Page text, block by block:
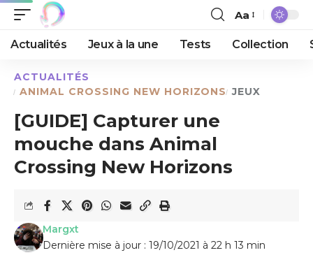
Aa
Actualités Jeux à la une Tests Collection
ACTUALITÉS
ANIMAL CROSSING NEW HORIZONS JEUX
[GUIDE] Capturer une
mouche dans Animal
Crossing New Horizons
Dernière mise à jour : 19/10/2021 à 22 h 13 min
Margxt